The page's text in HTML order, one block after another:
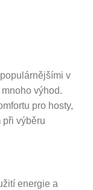
v
výhod.
pro hosty,
při výběru
energie a